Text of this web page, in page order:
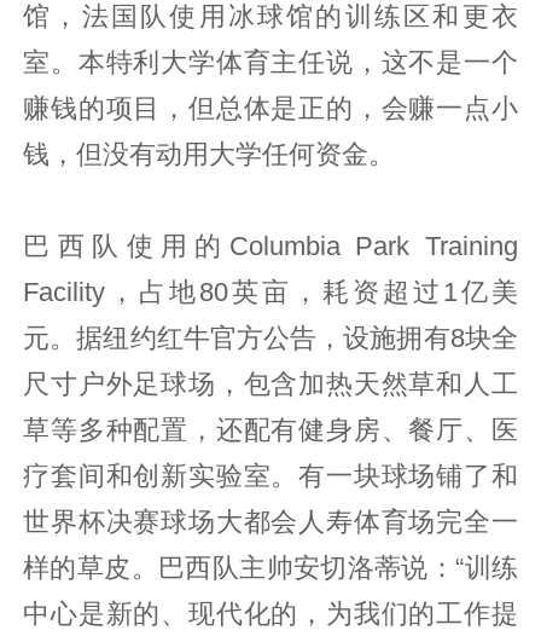
馆，法国队使用冰球馆的训练区和更衣
室。本特利大学体育主任说，这不是一个
赚钱的项目，但总体是正的，会赚一点小
钱，但没有动用大学任何资金。
巴西队使用的Columbia Park Training
Facility，占地80英亩，耗资超过1亿美
元。据纽约红牛官方公告，设施拥有8块全
尺寸户外足球场，包含加热天然草和人工
草等多种配置，还配有健身房、餐厅、医
疗套间和创新实验室。有一块球场铺了和
世界杯决赛球场大都会人寿体育场完全一
样的草皮。巴西队主帅安切洛蒂说：“训练
中心是新的、现代化的，为我们的工作提